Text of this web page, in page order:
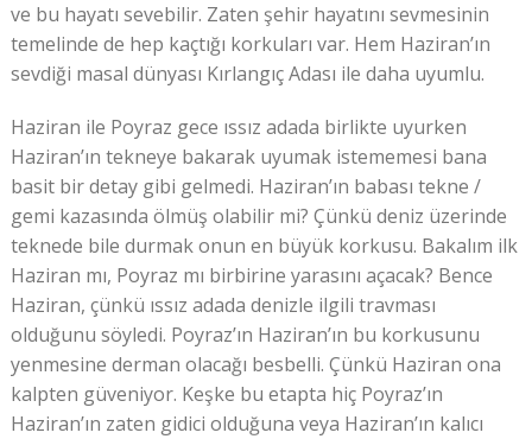
ve bu hayatı sevebilir. Zaten şehir hayatını sevmesinin
temelinde de hep kaçtığı korkuları var. Hem Haziran’ın
sevdiği masal dünyası Kırlangıç Adası ile daha uyumlu.
Haziran ile Poyraz gece ıssız adada birlikte uyurken
Haziran’ın tekneye bakarak uyumak istememesi bana
basit bir detay gibi gelmedi. Haziran’ın babası tekne /
gemi kazasında ölmüş olabilir mi? Çünkü deniz üzerinde
teknede bile durmak onun en büyük korkusu. Bakalım ilk
Haziran mı, Poyraz mı birbirine yarasını açacak? Bence
Haziran, çünkü ıssız adada denizle ilgili travması
olduğunu söyledi. Poyraz’ın Haziran’ın bu korkusunu
yenmesine derman olacağı besbelli. Çünkü Haziran ona
kalpten güveniyor. Keşke bu etapta hiç Poyraz’ın
Haziran’ın zaten gidici olduğuna veya Haziran’ın kalıcı